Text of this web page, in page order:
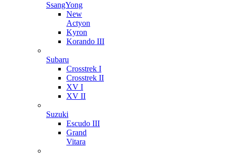
SsangYong
New
Actyon
Kyron
Korando III
Subaru
Crosstrek I
Crosstrek II
XV I
XV II
Suzuki
Escudo III
Grand
Vitara